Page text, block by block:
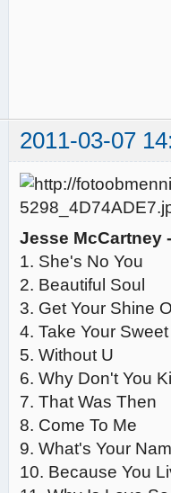
2011-03-07
Jesse McCartney
1. She's No You
2. Beautiful Soul
3. Get Your Shine
4. Take Your
5. Without U
6. Why Don't You
7. That Was Then
8. Come To Me
9. What's Your
10. Because You